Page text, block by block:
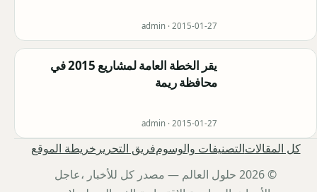
admin · 2015-01-27
يقر الخطة العامة لمشاريع 2015 في
محافظة ريمة
admin · 2015-01-27
كل المقالاتالتصنيفات والوسومفريق التحرير خريطة الموقع
© 2026 حلول العالم — مصدر كل للأخبار ،عاجل